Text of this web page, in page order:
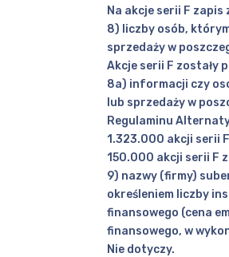
Na akcje serii F zapis
8) liczby osób,
sprzedaży w
Akcje serii F zostały
8a) informacji czy
lub sprzedaży w
Regulaminu
1.323.000 akcji serii
150.000 akcji serii F
9) nazwy (firmy)
określeniem liczby
finansowego (cena
finansowego, w
Nie dotyczy.